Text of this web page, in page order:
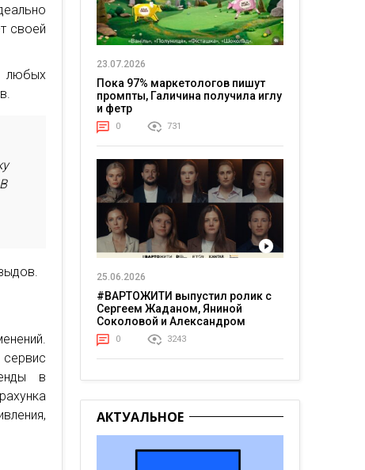
своей
любых
в
23.07.2026
Пока 97% маркетологов пишут
промпты, Галичина получила иглу
и фетр
0 731
25.06.2026
#ВАРТОЖИТИ выпустил ролик с
Сергеем Жаданом, Яниной
Соколовой и Александром
Тереном о жизни в постоянном
напряжении
0 3243
АКТУАЛЬНОЕ